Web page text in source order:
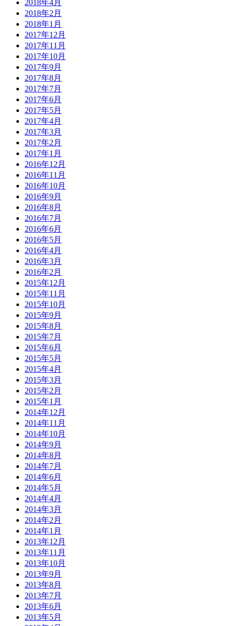
2018年4月
2018年2月
2018年1月
2017年12月
2017年11月
2017年10月
2017年9月
2017年8月
2017年7月
2017年6月
2017年5月
2017年4月
2017年3月
2017年2月
2017年1月
2016年12月
2016年11月
2016年10月
2016年9月
2016年8月
2016年7月
2016年6月
2016年5月
2016年4月
2016年3月
2016年2月
2015年12月
2015年11月
2015年10月
2015年9月
2015年8月
2015年7月
2015年6月
2015年5月
2015年4月
2015年3月
2015年2月
2015年1月
2014年12月
2014年11月
2014年10月
2014年9月
2014年8月
2014年7月
2014年6月
2014年5月
2014年4月
2014年3月
2014年2月
2014年1月
2013年12月
2013年11月
2013年10月
2013年9月
2013年8月
2013年7月
2013年6月
2013年5月